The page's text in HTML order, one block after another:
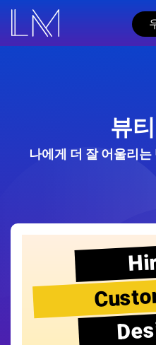
뷰
나에게 더 잘 어울리